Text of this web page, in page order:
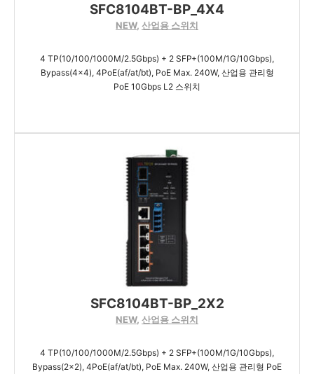
SFC8104BT-BP_4X4
NEW, 산업용 스위치
4 TP(10/100/1000M/2.5Gbps) + 2 SFP+(100M/1G/10Gbps),
Bypass(4x4), 4PoE(af/at/bt), PoE Max. 240W, 산업용 관리형
PoE 10Gbps L2 스위치
SFC8104BT-BP_2X2
NEW, 산업용 스위치
4 TP(10/100/1000M/2.5Gbps) + 2 SFP+(100M/1G/10Gbps),
Bypass(2x2), 4PoE(af/at/bt), PoE Max. 240W, 산업용 관리형 PoE